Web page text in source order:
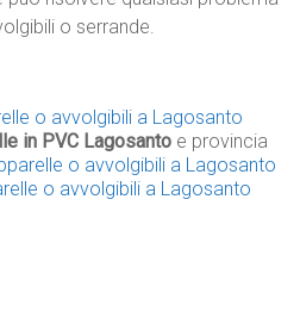
o serrande.
o avvolgibili a Lagosanto
in PVC Lagosanto e provincia
o avvolgibili a Lagosanto
o avvolgibili a Lagosanto